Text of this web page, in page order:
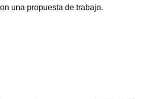
una propuesta de trabajo.